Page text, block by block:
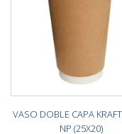
VASO DOBLE CAPA
NP (25X20)